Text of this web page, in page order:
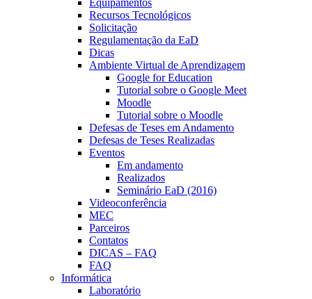
Equipamentos
Recursos Tecnológicos
Solicitação
Regulamentação da EaD
Dicas
Ambiente Virtual de Aprendizagem
Google for Education
Tutorial sobre o Google Meet
Moodle
Tutorial sobre o Moodle
Defesas de Teses em Andamento
Defesas de Teses Realizadas
Eventos
Em andamento
Realizados
Seminário EaD (2016)
Videoconferência
MEC
Parceiros
Contatos
DICAS – FAQ
FAQ
Informática
Laboratório